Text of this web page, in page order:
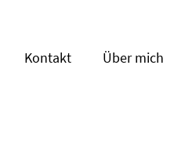
Kontakt Über mich